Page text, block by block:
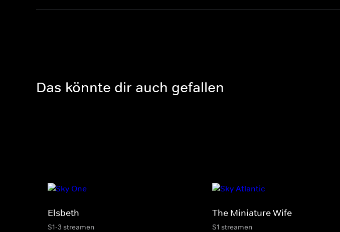
Das könnte dir auch gefallen
Elsbeth
S1-3 streamen
The Miniature Wife
S1 streamen